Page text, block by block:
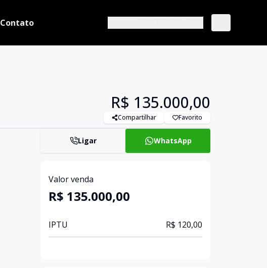
Contato
R$ 135.000,00
Compartilhar Favorito
Ligar WhatsApp
Valor venda
R$ 135.000,00
IPTU R$ 120,00